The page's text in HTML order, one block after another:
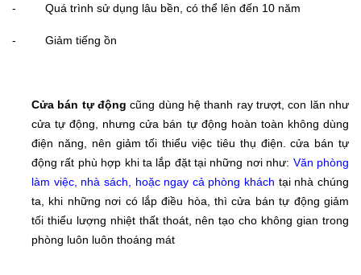
- Quá trình sử dụng lâu bền, có thể lên đến 10 năm
- Giảm tiếng ồn
Cửa bán tự động cũng dùng hệ thanh ray trượt, con lăn như
cửa tự động, nhưng cửa bán tự động hoàn toàn không dùng
điện năng, nên giảm tối thiểu việc tiêu thụ điện. cửa bán tự
động rất phù hợp khi ta lắp đặt tại những nơi như: Văn phòng
làm việc, nhà sách, hoặc ngay cả phòng khách tại nhà chúng
ta, khi những nơi có lắp điều hòa, thì cửa bán tự động giảm
tối thiểu lượng nhiệt thất thoát, nên tạo cho không gian trong
phòng luôn luôn thoáng mát